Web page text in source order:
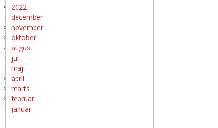
2022
december
november
oktober
august
juli
maj
april
marts
februar
januar